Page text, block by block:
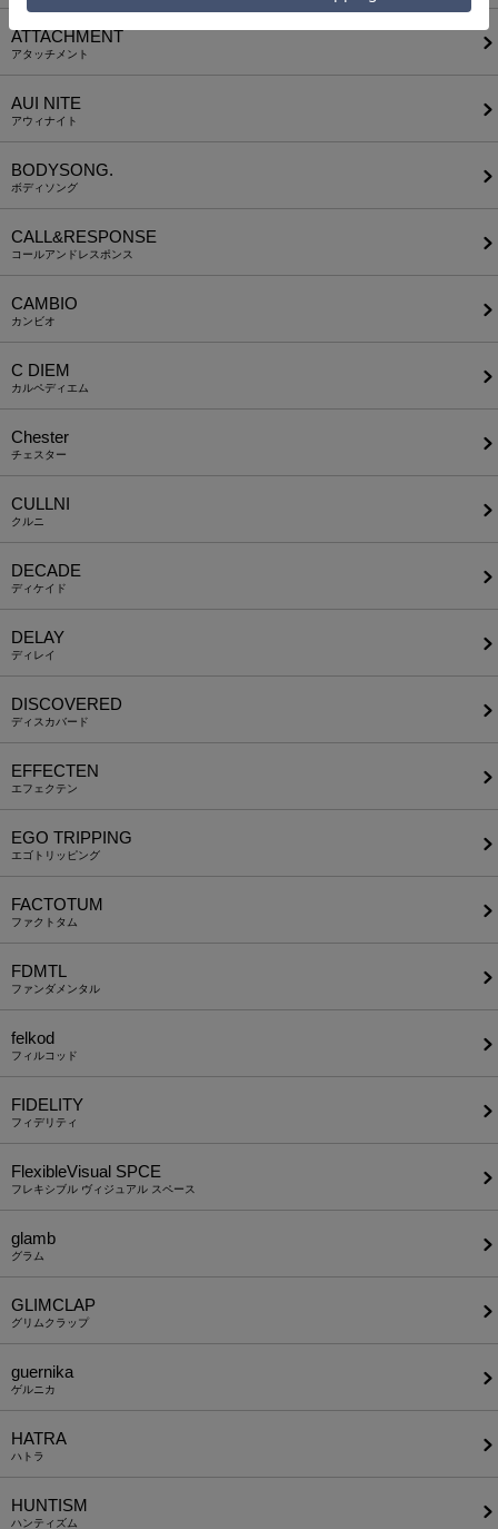
ATTACHMENT
アタッチメント
AUI NITE
アウィナイト
BODYSONG.
ボディソング
CALL&RESPONSE
コールアンドレスポンス
CAMBIO
カンビオ
C DIEM
カルペディエム
Chester
チェスター
CULLNI
クルニ
DECADE
ディケイド
DELAY
ディレイ
DISCOVERED
ディスカバード
EFFECTEN
エフェクテン
EGO TRIPPING
エゴトリッピング
FACTOTUM
ファクトタム
FDMTL
ファンダメンタル
felkod
フィルコッド
FIDELITY
フィデリティ
FlexibleVisual SPCE
フレキシブル ヴィジュアル スペース
glamb
グラム
GLIMCLAP
グリムクラップ
guernika
ゲルニカ
HATRA
ハトラ
HUNTISM
ハンティズム